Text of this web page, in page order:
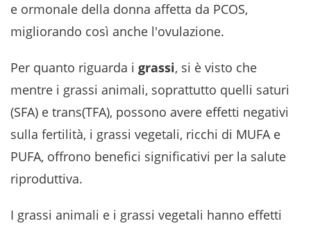
e ormonale della donna affetta da PCOS,
migliorando così anche l'ovulazione.
Per quanto riguarda i grassi, si è visto che
mentre i grassi animali, soprattutto quelli saturi
(SFA) e trans(TFA), possono avere effetti negativi
sulla fertilità, i grassi vegetali, ricchi di MUFA e
PUFA, offrono benefici significativi per la salute
riproduttiva.
I grassi animali e i grassi vegetali hanno effetti